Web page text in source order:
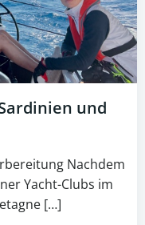
und
Nachdem
Yacht-Clubs im
[…]